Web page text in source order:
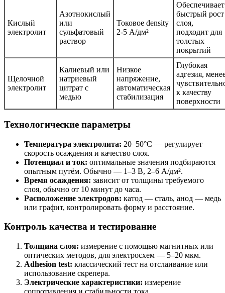
Кислый
электролит
Азотнокислый
или
сульфатовый
раствор
Токовое density
2-5 А/дм²
Обеспечивает
быстрый рост
слоя,
подходит для
толстых
покрытий
Щелочной
электролит
Калиевый или
натриевый
цитрат с
медью
Низкое
напряжение,
автоматическая
стабилизация
Глубокая
адгезия,
к качеству
поверхности
Технологические параметры
Температура электролита: 20–50°C — регулирует
скорость осаждения и качество слоя.
Потенциал и ток: оптимальные значения подбираются
опытным путём. Обычно — 1–3 В, 2–6 А/дм².
Время осаждения: зависит от толщины требуемого
слоя, обычно от 10 минут до часа.
Расположение электродов: катод — сталь, анод — медь
или графит, контролировать форму и расстояние.
Контроль качества и тестирование
Толщина слоя: измерение с помощью магнитных или
оптических методов, для электросхем — 5–20 мкм.
Adhesion test: классический тест на отслаивание или
использование скрепера.
Электрические характеристики: измерение
сопротивления и стабильности тока.